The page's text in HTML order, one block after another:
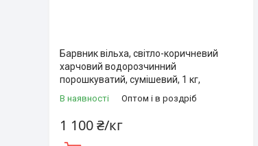
Барвник вільха, світло-коричневий
харчовий водорозчинний
порошкуватий, сумішевий, 1 кг,
В наявності Оптом і в роздріб
1 100 ₴/кг